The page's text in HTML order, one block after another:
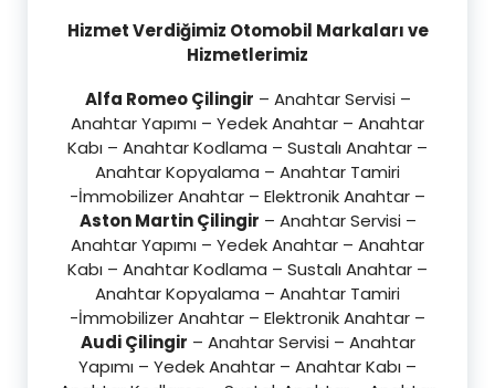
Hizmet Verdiğimiz Otomobil Markaları ve
Hizmetlerimiz
Alfa Romeo Çilingir – Anahtar Servisi –
Anahtar Yapımı – Yedek Anahtar – Anahtar
Kabı – Anahtar Kodlama – Sustalı Anahtar –
Anahtar Kopyalama – Anahtar Tamiri
-İmmobilizer Anahtar – Elektronik Anahtar –
Aston Martin Çilingir – Anahtar Servisi –
Anahtar Yapımı – Yedek Anahtar – Anahtar
Kabı – Anahtar Kodlama – Sustalı Anahtar –
Anahtar Kopyalama – Anahtar Tamiri
-İmmobilizer Anahtar – Elektronik Anahtar –
Audi Çilingir – Anahtar Servisi – Anahtar
Yapımı – Yedek Anahtar – Anahtar Kabı –